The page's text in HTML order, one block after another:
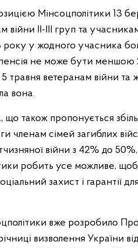
Мінсоцполітики 13
війни ІІ-ІІІ груп та
у жодного учасника
не може бути меншою
травня ветеранам війни та
вона.
що також пропонується
членам сімей загиблих
війни з 42% до
робить усе можливе,
захист і гарантії
вже розробило
визволення України